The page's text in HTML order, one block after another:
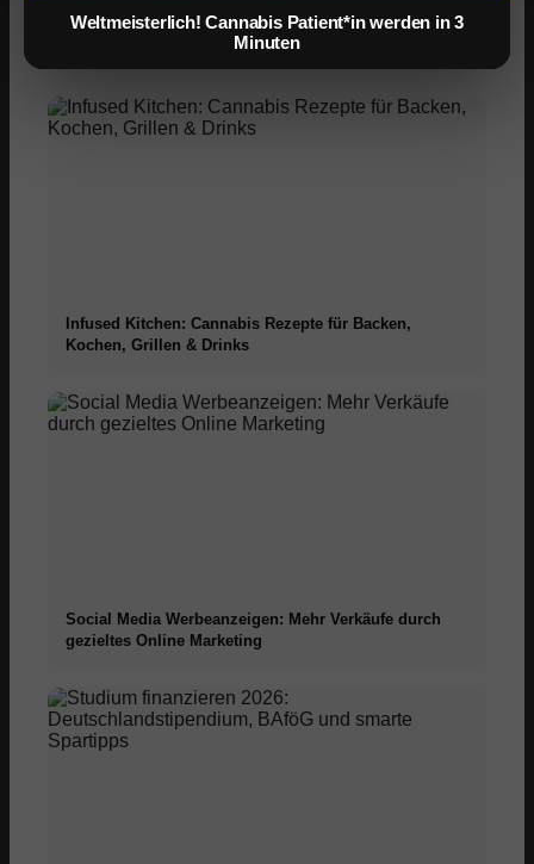
Cannabis Grillen: BBQ, Marinaden & Rezepte für den
Infused Kitchen: Cannabis Rezepte für Backen,
Kochen, Grillen & Drinks
Social Media Werbeanzeigen: Mehr Verkäufe durch
gezieltes Online Marketing
Weltmeisterlich! Cannabis Patient*in werden in 3
Minuten